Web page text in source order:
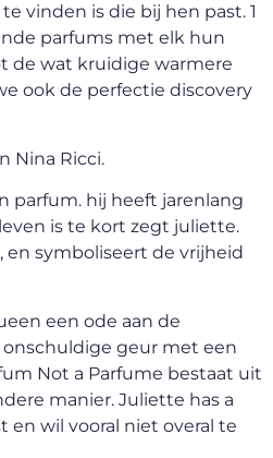
vinden is die bij hen past. 1
parfums met elk hun
de wat kruidige warmere
ook de perfectie discovery
Nina Ricci.
parfum. hij heeft jarenlang
is te kort zegt juliette.
en symboliseert de vrijheid
een ode aan de
geur met een
Not a Parfume bestaat uit
manier. Juliette has a
wil vooral niet overal te